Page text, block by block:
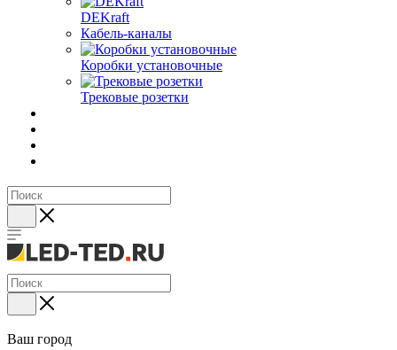
DEKraft
Кабель-каналы
Коробки установочные
Трековые розетки
Ваш город